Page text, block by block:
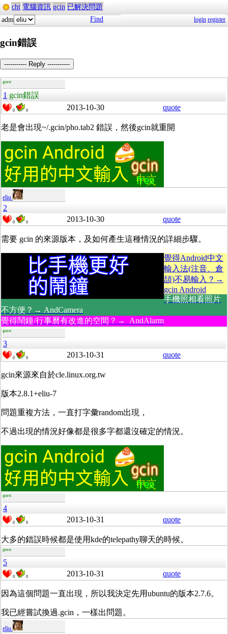
cht 電腦資訊 gcin 已解決問題
adm
Find login register
gcin錯誤
----------- Reply -----------
guest
1 gcin錯誤
0 0 2013-10-30 quote
老是會出現~/.gcin/pho.tab2 錯誤，然後gcin就重開
eliu
2
0 0 2013-10-30 quote
需要 gcin 的來源版本，及如何產生這種情況的詳細步驟。
覺得Android中文
輸入法(注音、倉
頡)不易輸入？→
gcin Android
手機照相看照片
不方便？→ AndCamera
覺得鬧鐘/行事曆有改進的空間？→ AndAlarm
guest
3
0 0 2013-10-31 quote
gcin來源來自於cle.linux.org.tw
版本2.8.1+eliu-7
問題重複方法，一直打字彙random出現，
不過出現的情況好像都是很多字都還沒確定的情況。
guest
4
0 0 2013-10-31 quote
大多的錯誤時候都是使用kde的telepathy聊天的時候。
guest
5
0 0 2013-10-31 quote
因為這個問題一直出現，所以我決定先用ubuntu的版本2.7.6。
我已經嘗試換過.gcin，一樣出問題。
eliu